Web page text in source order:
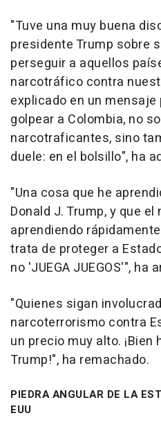
"Tuve una muy buena
presidente Trump sobre
perseguir a aquellos
narcotráfico contra
explicado en un mensaje
golpear a Colombia, no
narcotraficantes, sino
duele: en el bolsillo", ha
"Una cosa que he
Donald J. Trump, y que
aprendiendo
trata de proteger a
no 'JUEGA JUEGOS'", ha
"Quienes sigan
narcoterrorismo contra
un precio muy alto. ¡Bien
Trump!", ha remachado.
PIEDRA ANGULAR DE LA
EUU